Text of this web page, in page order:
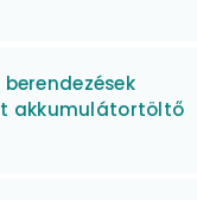
akkumulátortöltő